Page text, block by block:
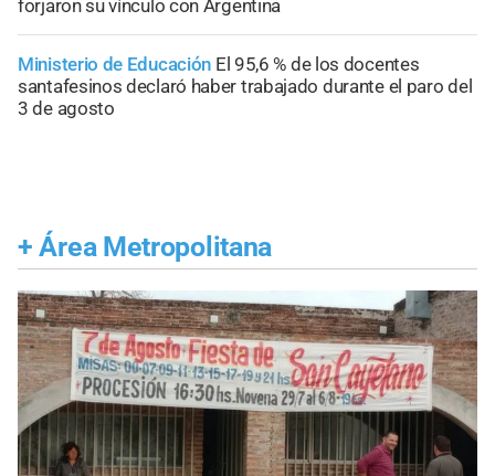
forjaron su vínculo con Argentina
Ministerio de Educación El 95,6 % de los docentes
santafesinos declaró haber trabajado durante el paro del
3 de agosto
+ Área Metropolitana